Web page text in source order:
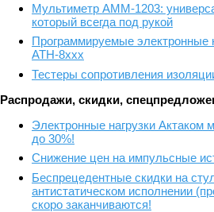
Мультиметр АММ-1203:
который всегда под рукой
Программируемые электронные
АТН-8ххх
Тестеры сопротивления
Распродажи, скидки,
Электронные нагрузки
до 30%!
Снижение цен на импульсные
Беспрецедентные скидки на
антистатическом исполнении
скоро заканчиваются!